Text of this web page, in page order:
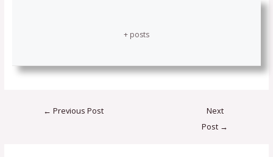
+ posts
← Previous Post
Next
Post →